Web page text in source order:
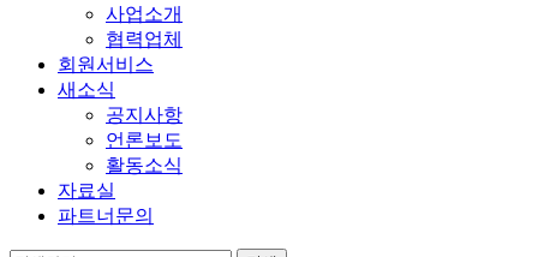
사업소개
협력업체
회원서비스
새소식
공지사항
언론보도
활동소식
자료실
파트너문의